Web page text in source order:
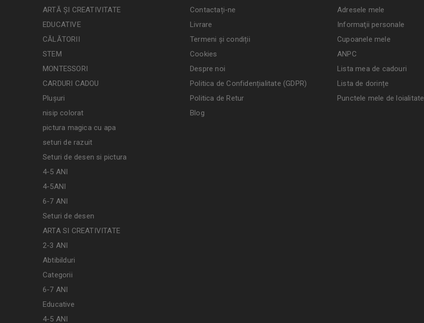
ARTĂ ȘI CREATIVITATE
EDUCATIVE
CĂLĂTORII
STEM
MONTESSORI
CARDURI CADOU
Plușuri
nisip colorat
pictura magica cu apa
seturi de razuit
Seturi de desen si pictura
4-5 ANI
4-5ANI
6-7 ANI
Seturi de desen
ARTA SI CREATIVITATE
2-3 ANI
Abtibilduri
Categorii
6-7 ANI
Educative
4-5 ANI
Contactați-ne
Livrare
Termeni și condiții
Cookies
Despre noi
Politica de Confidențialitate (GDPR)
Politica de Retur
Blog
Adresele mele
Informaţii personale
Cupoanele mele
ANPC
Lista mea de cadouri
Lista de dorințe
Punctele mele de loialitate